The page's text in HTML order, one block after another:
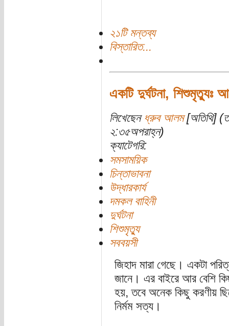
২১টি মন্তব্য
বিস্তারিত...
একটি দুর্ঘটনা, শিশুমৃত্যুঃ
লিখেছেন ধ্রুব আলম[অতিথি]
২:৩৫অপরাহ্ন)
ক্যাটেগরি:
সমসাময়িক
চিন্তাভাবনা
উদ্ধারকার্য
দমকল বাহিনী
দুর্ঘটনা
শিশুমৃত্যু
সববয়সী
জিহাদ মারা গেছে। একটা
জানে। এর বাইরে আর বেশি
হয়, তবে অনেক কিছু করণীয়
নির্মম সত্য।